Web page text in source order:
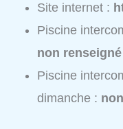
Site internet :
Piscine
non renseigné
Piscine
dimanche :